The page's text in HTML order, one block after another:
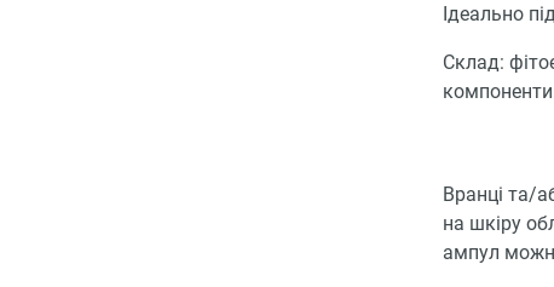
Ідеально
Склад:
Вранці та/
на шкіру
ампул